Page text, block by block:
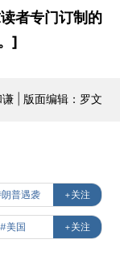
者专门订制的
。]
| 版面编辑：罗文
普遇袭 +关注
#美国 +关注